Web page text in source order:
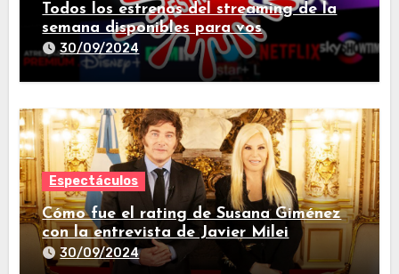
Todos los estrenos del streaming de la
semana disponibles para vos
30/09/2024
Espectáculos
Cómo fue el rating de Susana Giménez
con la entrevista de Javier Milei
30/09/2024